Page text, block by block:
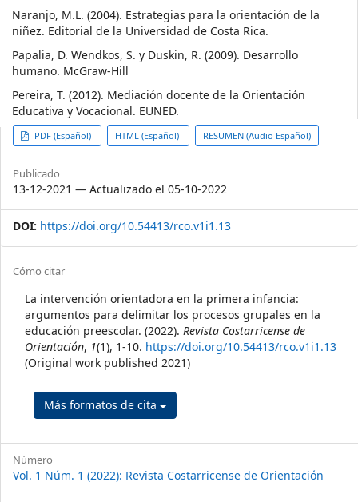
Naranjo, M.L. (2004). Estrategias para la orientación de la
niñez. Editorial de la Universidad de Costa Rica.
Papalia, D. Wendkos, S. y Duskin, R. (2009). Desarrollo
humano. McGraw-Hill
Pereira, T. (2012). Mediación docente de la Orientación
Educativa y Vocacional. EUNED.
PDF (Español) HTML (Español) RESUMEN (Audio Español)
Publicado
13-12-2021 — Actualizado el 05-10-2022
DOI: https://doi.org/10.54413/rco.v1i1.13
Cómo citar
La intervención orientadora en la primera infancia:
argumentos para delimitar los procesos grupales en la
educación preescolar. (2022). Revista Costarricense de
Orientación, 1(1), 1-10. https://doi.org/10.54413/rco.v1i1.13
(Original work published 2021)
Más formatos de cita
Número
Vol. 1 Núm. 1 (2022): Revista Costarricense de Orientación